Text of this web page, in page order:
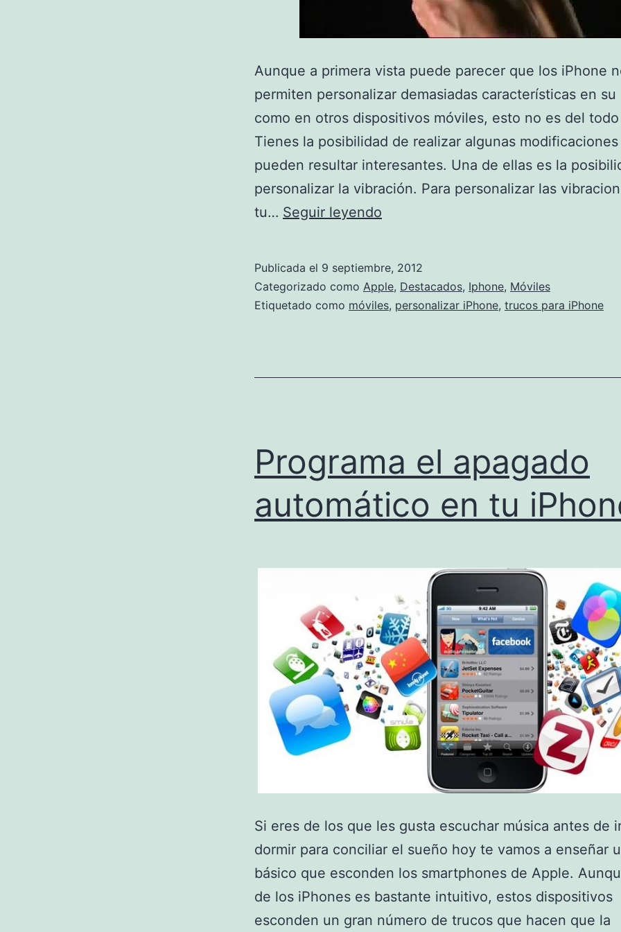
Aunque a primera vista puede parecer que los iPhone
permiten personalizar demasiadas características en
como en otros dispositivos móviles, esto no es del
Tienes la posibilidad de realizar algunas
pueden resultar interesantes. Una de ellas es la
personalizar la vibración. Para personalizar las
tu… Seguir leyendo
de
tu
Publicada el 9 septiembre, 2012
Categorizado como Apple, Destacados, Iphone, Móviles
Etiquetado como móviles, personalizar iPhone, trucos para iPhone
Programa el apagado
automático en tu
Si eres de los que les gusta escuchar música antes de
dormir para conciliar el sueño hoy te vamos a enseñar
básico que esconden los smartphones de Apple.
de los iPhones es bastante intuitivo, estos dispositivos
esconden un gran número de trucos que hacen que la